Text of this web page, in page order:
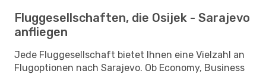
Fluggesellschaften, die Osijek - Sarajevo
anfliegen
Jede Fluggesellschaft bietet Ihnen eine Vielzahl an
Flugoptionen nach Sarajevo. Ob Economy, Business